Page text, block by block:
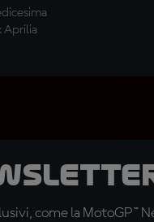
Aprilia
come la